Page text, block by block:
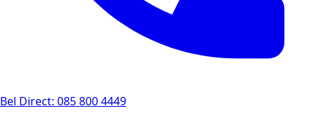
Bel Direct: 085 800 4449